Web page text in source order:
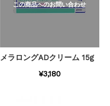
この商品へのお問い合わせ
メラロングADクリーム 15g
¥3,180